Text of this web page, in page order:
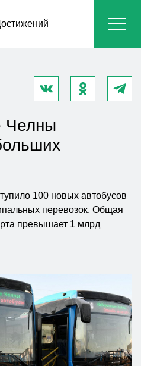
Челны
100 новых автобусов
перевозок. Общая
превышает 1 млрд